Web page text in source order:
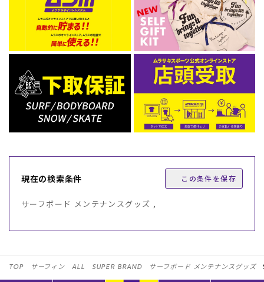
ムラサキスポーツ 公式アプリ
ポイント・クーポンもこのアプリで！
現在の検索条件 この条件を保存
サーフボード メンテナンスグッズ ,
TOP サーフィン ALL SUPER BRAND サーフボード メンテナンスグッズ